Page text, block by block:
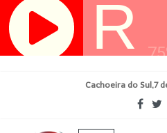
Pular
para
Cachoeira do Sul,7